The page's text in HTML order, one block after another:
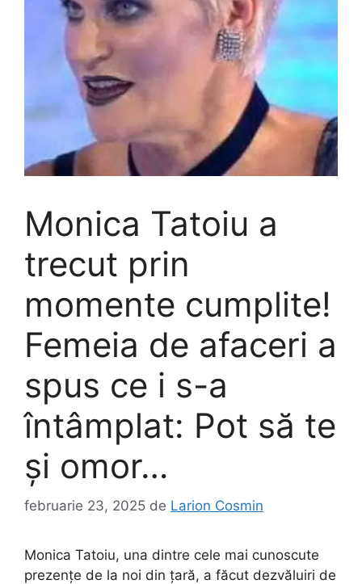
Monica Tatoiu a
trecut prin
momente cumplite!
Femeia de afaceri a
spus ce i s-a
întâmplat: Pot să te
și omor…
februarie 23, 2025 de Larion Cosmin
Monica Tatoiu, una dintre cele mai cunoscute
prezențe de la noi din țară, a făcut dezvăluiri de